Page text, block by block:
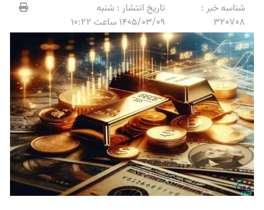
شناسه خبر :
320708
تاریخ انتشار :شنبه
1405/03/09 ساعت 10:22